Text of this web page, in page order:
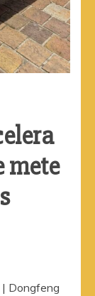
mete
Dongfeng